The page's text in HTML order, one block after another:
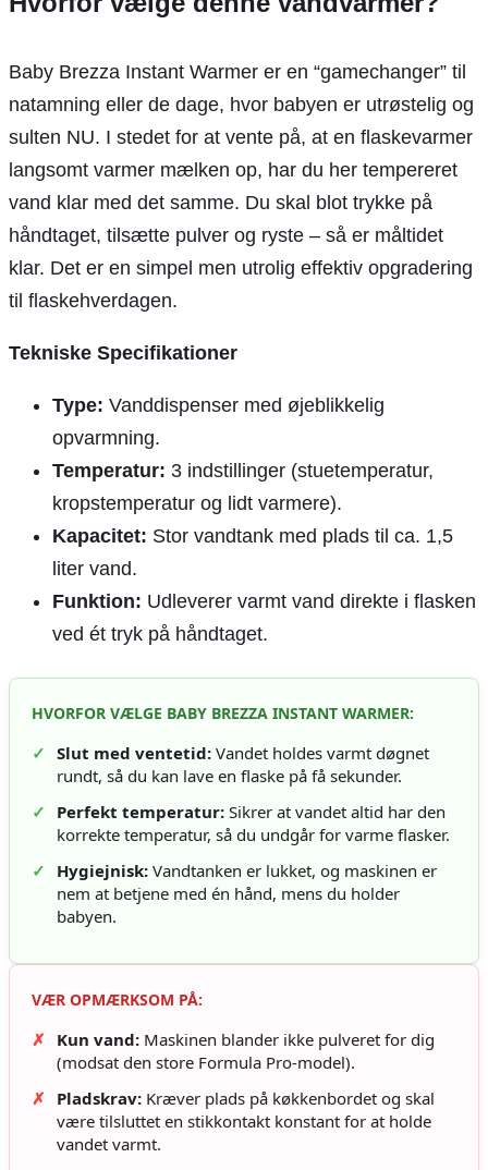
Baby Brezza Instant Warmer er en “gamechanger” til
natamning eller de dage, hvor babyen er utrøstelig og
sulten NU. I stedet for at vente på, at en flaskevarmer
langsomt varmer mælken op, har du her tempereret
vand klar med det samme. Du skal blot trykke på
håndtaget, tilsætte pulver og ryste – så er måltidet
klar. Det er en simpel men utrolig effektiv opgradering
til flaskehverdagen.
Tekniske Specifikationer
Type: Vanddispenser med øjeblikkelig
opvarmning.
Temperatur: 3 indstillinger (stuetemperatur,
kropstemperatur og lidt varmere).
Kapacitet: Stor vandtank med plads til ca. 1,5
liter vand.
Funktion: Udleverer varmt vand direkte i flasken
ved ét tryk på håndtaget.
HVORFOR VÆLGE BABY BREZZA INSTANT WARMER:
✓ Slut med ventetid: Vandet holdes varmt døgnet
rundt, så du kan lave en flaske på få sekunder.
✓
Perfekt temperatur: Sikrer at vandet altid har den
korrekte temperatur, så du undgår for varme flasker.
✓
Hygiejnisk: Vandtanken er lukket, og maskinen er
nem at betjene med én hånd, mens du holder
babyen.
VÆR OPMÆRKSOM PÅ:
✗ Kun vand: Maskinen blander ikke pulveret for dig
(modsat den store Formula Pro-model).
✗
Pladskrav: Kræver plads på køkkenbordet og skal
være tilsluttet en stikkontakt konstant for at holde
vandet varmt.